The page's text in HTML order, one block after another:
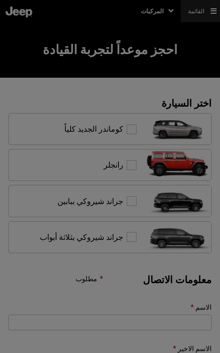
المركبات القائمة
احجز موعداً لتجربة القيادة
اختر السيارة
كوماندر الجديد كلياًكوماندر
كلياً
رانجلر
جراند شيروكي ببابين
ببابين
جراند شيروكي بثلاثة أبواب
بثلاثة
معلومات الاتصال مطلوب
الاسم
الاسم الاخير